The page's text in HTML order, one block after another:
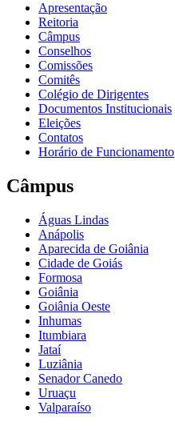
Apresentação
Reitoria
Câmpus
Conselhos
Comissões
Comitês
Colégio de Dirigentes
Documentos Institucionais
Eleições
Contatos
Horário de Funcionamento
Câmpus
Águas Lindas
Anápolis
Aparecida de Goiânia
Cidade de Goiás
Formosa
Goiânia
Goiânia Oeste
Inhumas
Itumbiara
Jataí
Luziânia
Senador Canedo
Uruaçu
Valparaíso